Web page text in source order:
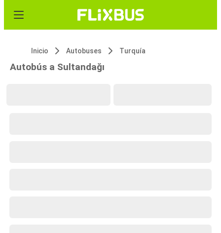
Inicio Autobuses Turquía
Autobús a Sultandağı